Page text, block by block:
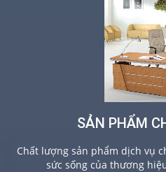
SẢN PHẨM
Chất lượng sản phẩm dịch vụ
sức sống của thương